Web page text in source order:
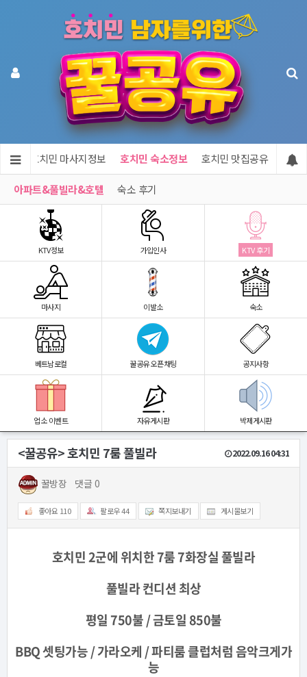
보 호치민 마사지정보 호치민 숙소정보 호치민 맛집공유 호
아파트&풀빌라&호텔 숙소 후기
KTV정보 가입인사 KTV 후기
마사지 이발소 숙소
베트남로컬 꿀공유 오픈채팅 공지사항
업소 이벤트 자유게시판 박제게시판
<꿀공유> 호치민 7룸 풀빌라 2022.09.16 04:31
꿀방장 댓글 0
좋아요 110 팔로우44 쪽지보내기 게시물보기
호치민 2군에 위치한 7룸 7화장실 풀빌라
풀빌라 컨디션 최상
평일 750불 /금토일 850불
BBQ 셋팅가능 / 가라오케 / 파티룸 클럽처럼 음악크게가
능